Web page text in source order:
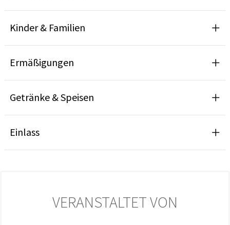
Kinder & Familien
Ermäßigungen
Getränke & Speisen
Einlass
VERANSTALTET VON